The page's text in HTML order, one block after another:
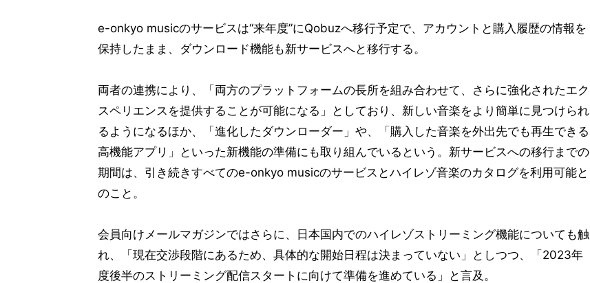
e-onkyo musicのサービスは“来年度”にQobuzへ移行予定で、アカウントと購入履歴の情報を
保持したまま、ダウンロード機能も新サービスへと移行する。
両者の連携により、「両方のプラットフォームの長所を組み合わせて、さらに強化されたエク
スペリエンスを提供することが可能になる」としており、新しい音楽をより簡単に見つけられ
るようになるほか、「進化したダウンローダー」や、「購入した音楽を外出先でも再生できる
高機能アプリ」といった新機能の準備にも取り組んでいるという。新サービスへの移行までの
期間は、引き続きすべてのe-onkyo musicのサービスとハイレゾ音楽のカタログを利用可能と
のこと。
会員向けメールマガジンではさらに、日本国内でのハイレゾストリーミング機能についても触
れ、「現在交渉段階にあるため、具体的な開始日程は決まっていない」としつつ、「2023年
度後半のストリーミング配信スタートに向けて準備を進めている」と言及。